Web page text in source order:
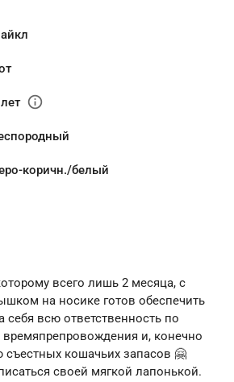
info
коричн./белый
всего лишь 2 месяца, с
на носике готов обеспечить
себя всю ответственность по
и, конечно
кошачьих запасов 🤗
своей мягкой лапонькой.